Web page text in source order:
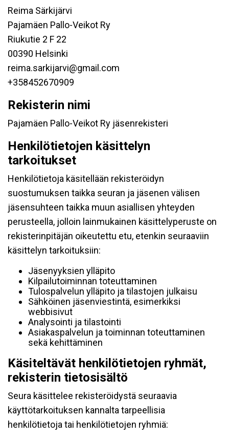
Reima Särkijärvi
Pajamäen Pallo-Veikot Ry
Riukutie 2 F 22
00390 Helsinki
reima.sarkijarvi@gmail.com
+358452670909
Rekisterin nimi
Pajamäen Pallo-Veikot Ry jäsenrekisteri
Henkilötietojen käsittelyn
tarkoitukset
Henkilötietoja käsitellään rekisteröidyn
suostumuksen taikka seuran ja jäsenen välisen
jäsensuhteen taikka muun asiallisen yhteyden
perusteella, jolloin lainmukainen käsittelyperuste on
rekisterinpitäjän oikeutettu etu, etenkin seuraaviin
käsittelyn tarkoituksiin:
Jäsenyyksien ylläpito
Kilpailutoiminnan toteuttaminen
Tulospalvelun ylläpito ja tilastojen julkaisu
Sähköinen jäsenviestintä, esimerkiksi
webbisivut
Analysointi ja tilastointi
Asiakaspalvelun ja toiminnan toteuttaminen
sekä kehittäminen
Käsiteltävät henkilötietojen ryhmät,
rekisterin tietosisältö
Seura käsittelee rekisteröidystä seuraavia
käyttötarkoituksen kannalta tarpeellisia
henkilötietoja tai henkilötietojen ryhmiä: